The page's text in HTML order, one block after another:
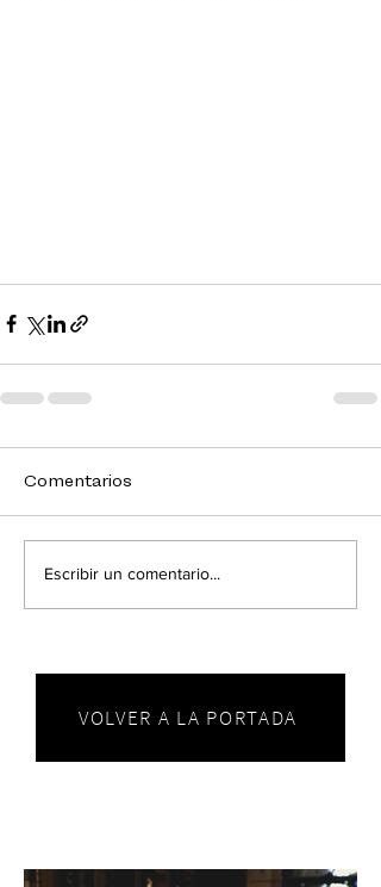
Comentarios
Escribir un comentario...
VOLVER A LA PORTADA